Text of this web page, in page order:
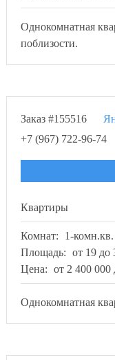
Однокомнатная
поблизости.
Заказ #155516
+7 (967) 722-96-74
Квартиры
Комнат:
1-комн.кв.
Площадь: от 19 до
Цена: от 2 400 000
Однокомнатная